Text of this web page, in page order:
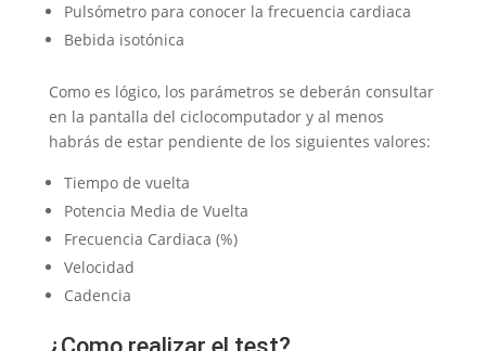
Pulsómetro para conocer la frecuencia cardiaca
Bebida isotónica
Como es lógico, los parámetros se deberán consultar
en la pantalla del ciclocomputador y al menos
habrás de estar pendiente de los siguientes valores:
Tiempo de vuelta
Potencia Media de Vuelta
Frecuencia Cardiaca (%)
Velocidad
Cadencia